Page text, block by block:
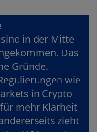
in der Mitte
Das
Gründe.
wie
in Crypto
mehr Klarheit
zieht